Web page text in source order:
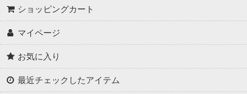
ショッピングカート
マイページ
お気に入り
最近チェックしたアイテム